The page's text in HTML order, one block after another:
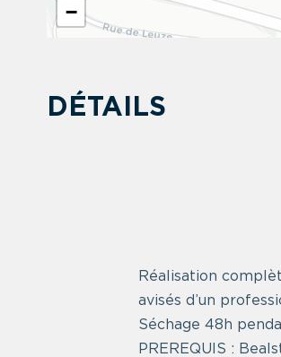
−
DÉTAILS
Réalisation
avisés d’un
Séchage 48h
PREREQUIS :